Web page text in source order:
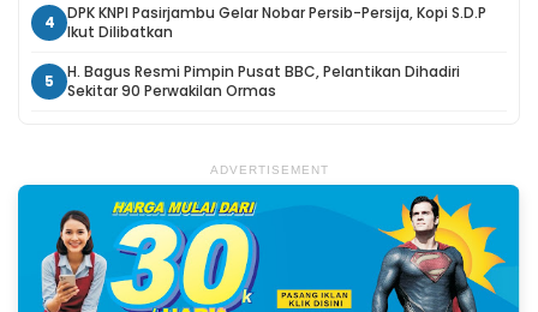
4
DPK KNPI Pasirjambu Gelar Nobar Persib-Persija, Kopi S.D.P
Ikut Dilibatkan
5
H. Bagus Resmi Pimpin Pusat BBC, Pelantikan Dihadiri
Sekitar 90 Perwakilan Ormas
ADVERTISEMENT